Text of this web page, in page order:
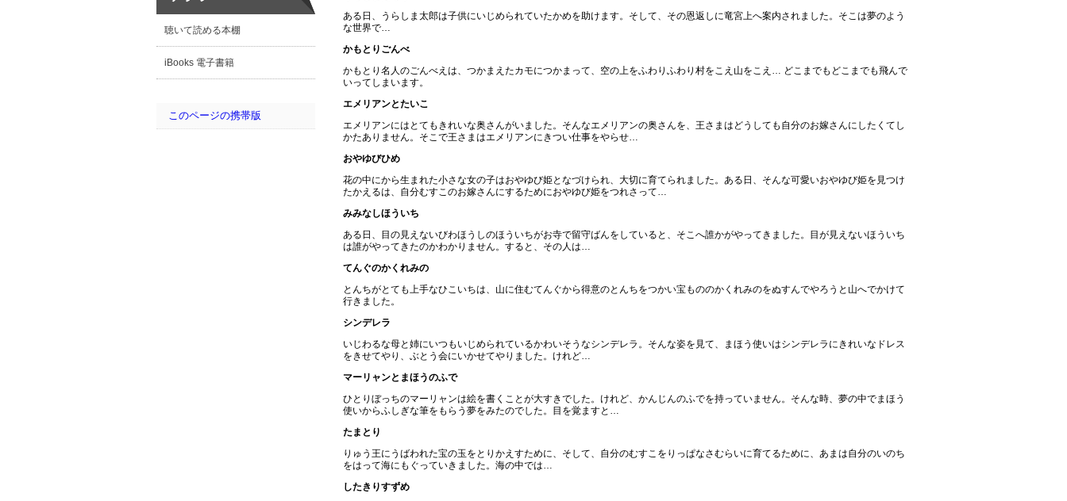
聴いて読める本棚
iBooks 電子書籍
このページの携帯版
ある日、うらしま太郎は子供にいじめられていたかめを助けます。そして、その恩返しに竜宮上へ案内されました。そこは夢のよう
な世界で…
かもとりごんべ
かもとり名人のごんべえは、つかまえたカモにつかまって、空の上をふわりふわり村をこえ山をこえ… どこまでもどこまでも飛んで
いってしまいます。
エメリアンとたいこ
エメリアンにはとてもきれいな奥さんがいました。そんなエメリアンの奥さんを、王さまはどうしても自分のお嫁さんにしたくてし
かたありません。そこで王さまはエメリアンにきつい仕事をやらせ…
おやゆびひめ
花の中にから生まれた小さな女の子はおやゆび姫となづけられ、大切に育てられました。ある日、そんな可愛いおやゆび姫を見つけ
たかえるは、自分むすこのお嫁さんにするためにおやゆび姫をつれさって…
みみなしほういち
ある日、目の見えないびわほうしのほういちがお寺で留守ばんをしていると、そこへ誰かがやってきました。目が見えないほういち
は誰がやってきたのかわかりません。すると、その人は…
てんぐのかくれみの
とんちがとても上手なひこいちは、山に住むてんぐから得意のとんちをつかい宝もののかくれみのをぬすんでやろうと山へでかけて
行きました。
シンデレラ
いじわるな母と姉にいつもいじめられているかわいそうなシンデレラ。そんな姿を見て、まほう使いはシンデレラにきれいなドレス
をきせてやり、ぶとう会にいかせてやりました。けれど…
マーリャンとまほうのふで
ひとりぼっちのマーリャンは絵を書くことが大すきでした。けれど、かんじんのふでを持っていません。そんな時、夢の中でまほう
使いからふしぎな筆をもらう夢をみたのでした。目を覚ますと…
たまとり
りゅう王にうばわれた宝の玉をとりかえすために、そして、自分のむすこをりっぱなさむらいに育てるために、あまは自分のいのち
をはって海にもぐっていきました。海の中では…
したきりすずめ